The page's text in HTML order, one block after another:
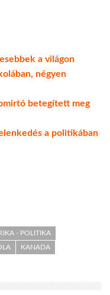
a világon
négyen
betegített meg
a politikában
- POLITIKA
KANADA